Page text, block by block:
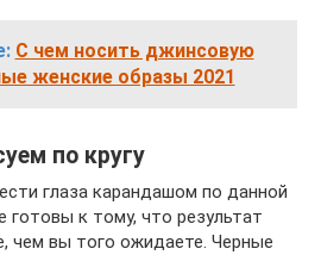
С чем носить джинсовую
женские образы 2021
по кругу
глаза карандашом по данной
готовы к тому, что результат
чем вы того ожидаете. Черные